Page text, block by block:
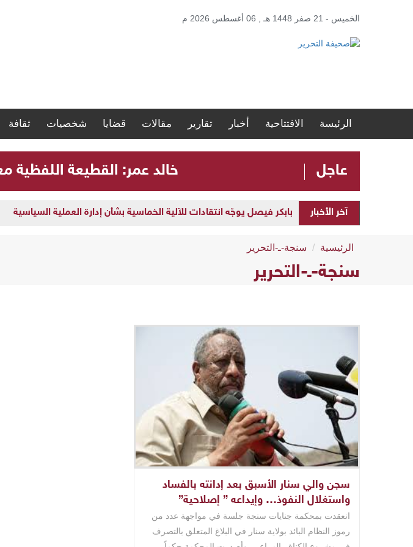
الخميس - 21 صفر 1448 هـ , 06 أغسطس 2026 م
الرئيسة الافتتاحية أخبار تقارير مقالات قضايا شخصيات ثقافة
عاجل ​خالد عمر: القطيعة اللفظية
آخر الأخبار بابكر فيصل يوجّه انتقادات للآلية الخماسية بشأن إدارة العملية السياسية
الرئيسية سنجة-ـ-التحرير
سنجة-ـ-التحرير
سجن والي سنار الأسبق بعد إدانته بالفساد
واستغلال النفوذ… وإيداعه ” إصلاحية”
انعقدت بمحكمة جنايات سنجة جلسة في مواجهة عدد من
رموز النظام البائد بولاية سنار في البلاغ المتعلق بالتصرف